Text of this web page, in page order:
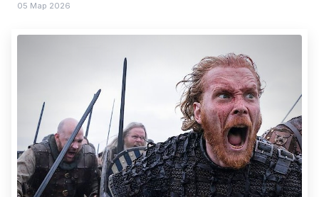
05 Мар 2026